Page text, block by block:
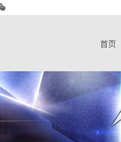
首页